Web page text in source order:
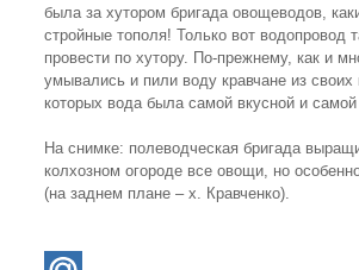
была за хутором бригада овощеводов,
стройные тополя! Только вот водопровод
провести по хутору. По-прежнему, как и
умывались и пили воду кравчане из своих
которых вода была самой вкусной и самой
На снимке: полеводческая бригада
колхозном огороде все овощи, но
(на заднем плане – х. Кравченко).